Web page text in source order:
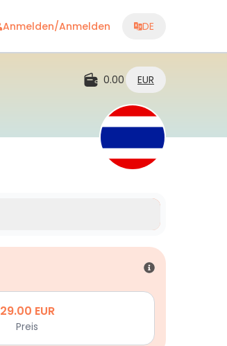
Anmelden/Anmelden DE
0.00 EUR
29.00 EUR
Preis